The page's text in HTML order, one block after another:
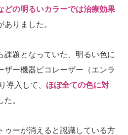
どの明るいカラーでは治療効果
ありました。
課題となっていた、明るい色に
ザー機器ピコレーザー（エンラ
導入して、 ほぼ全ての色に対
。
ゥーが消えると認識している方